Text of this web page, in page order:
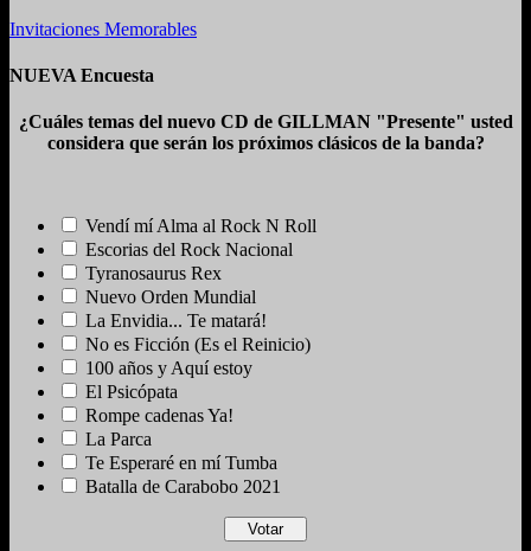
Invitaciones Memorables
NUEVA Encuesta
¿Cuáles temas del nuevo CD de GILLMAN "Presente" usted
considera que serán los próximos clásicos de la banda?
Vendí mí Alma al Rock N Roll
Escorias del Rock Nacional
Tyranosaurus Rex
Nuevo Orden Mundial
La Envidia... Te matará!
No es Ficción (Es el Reinicio)
100 años y Aquí estoy
El Psicópata
Rompe cadenas Ya!
La Parca
Te Esperaré en mí Tumba
Batalla de Carabobo 2021